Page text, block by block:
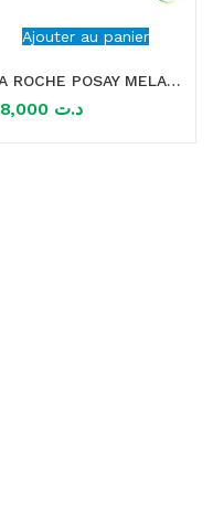
Ajouter au panier
LA ROCHE POSAY MELA B3 GEL MICRO-PEELING 200ml
د.ت